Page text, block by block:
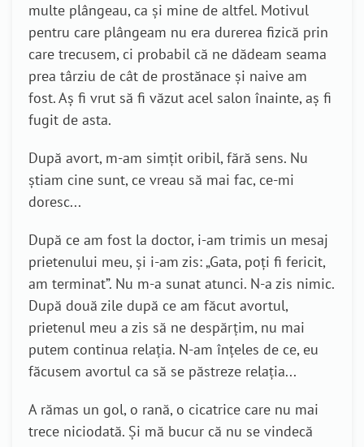
multe plângeau, ca și mine de altfel. Motivul
pentru care plângeam nu era durerea fizică prin
care trecusem, ci probabil că ne dădeam seama
prea târziu de cât de prostănace și naive am
fost. Aș fi vrut să fi văzut acel salon înainte, aș fi
fugit de asta.
După avort, m-am simțit oribil, fără sens. Nu
știam cine sunt, ce vreau să mai fac, ce-mi
doresc...
După ce am fost la doctor, i-am trimis un mesaj
prietenului meu, și i-am zis: „Gata, poți fi fericit,
am terminat”. Nu m-a sunat atunci. N-a zis nimic.
După două zile după ce am făcut avortul,
prietenul meu a zis să ne despărțim, nu mai
putem continua relația. N-am înțeles de ce, eu
făcusem avortul ca să se păstreze relația...
A rămas un gol, o rană, o cicatrice care nu mai
trece niciodată. Și mă bucur că nu se vindecă